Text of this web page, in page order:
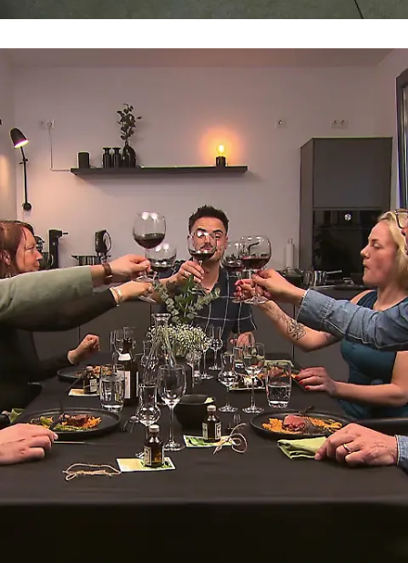
Patricks Motto